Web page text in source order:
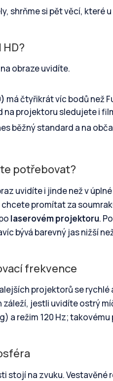
shrňme si pět věcí, které
obraze uvidíte.
má čtyřikrát víc bodů než
na projektoru sledujete i
běžný standard a na
potřebovat?
uvidíte i jinde než v
promítat za
laserovém projektoru.
bývá barevný jas nižší
frekvence
projektorů se
záleží, jestli uvidíte ostrý
a režim 120 Hz; takovému
stojí na zvuku.